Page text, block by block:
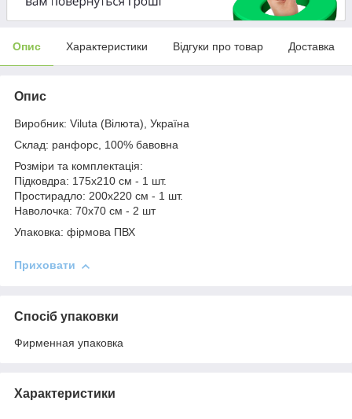
Опис Характеристики Відгуки про товар Доставка
Опис
Виробник: Viluta (Вілюта), Україна
Склад: ранфорс, 100% бавовна
Розміри та комплектація:
Підковдра: 175x210 см - 1 шт.
Простирадло: 200x220 см - 1 шт.
Наволочка: 70x70 см - 2 шт
Упаковка: фірмова ПВХ
Приховати
Спосіб упаковки
Фирменная упаковка
Характеристики